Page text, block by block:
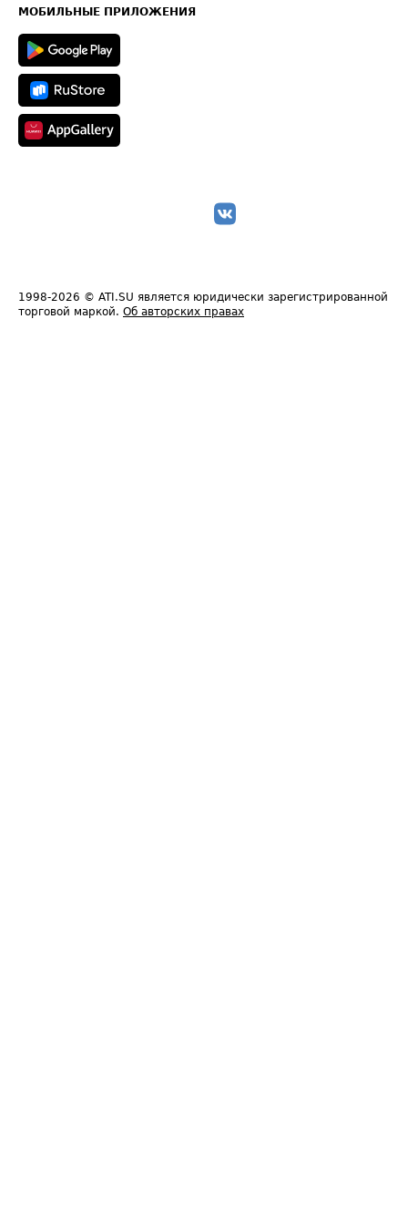
Техническая информация
МОБИЛЬНЫЕ ПРИЛОЖЕНИЯ
1998-2026 © ATI.SU является юридически зарегистрированной
торговой маркой. Об авторских правах